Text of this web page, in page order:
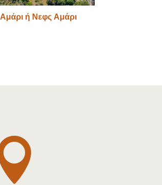
Αμάρι ή Νεφς Αμάρι